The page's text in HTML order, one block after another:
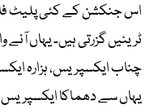
اس جنکشن کے کئی پلیٹ
ٹرینیں گزرتی ہیں۔ یہاں
چناب ایکسپریس، ہزارہ
یہاں سے دھماکا ایکسپریس